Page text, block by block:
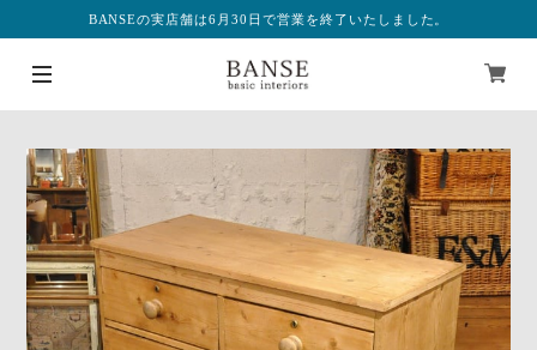
BANSEの実店舗は6月30日で営業を終了いたしました。